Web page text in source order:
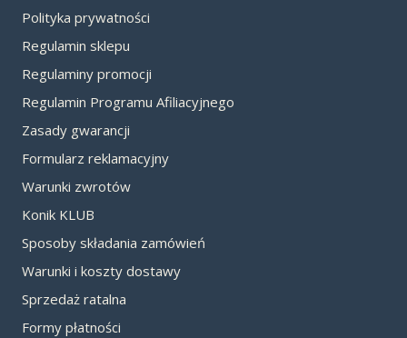
Polityka prywatności
Regulamin sklepu
Regulaminy promocji
Regulamin Programu Afiliacyjnego
Zasady gwarancji
Formularz reklamacyjny
Warunki zwrotów
Konik KLUB
Sposoby składania zamówień
Warunki i koszty dostawy
Sprzedaż ratalna
Formy płatności